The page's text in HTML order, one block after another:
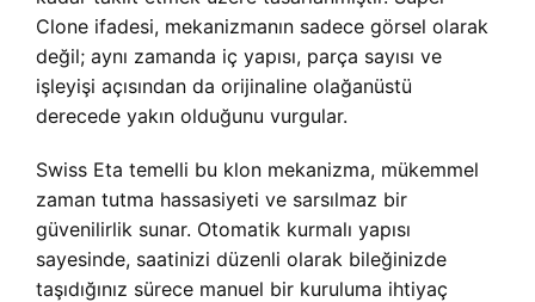
Clone ifadesi, mekanizmanın sadece görsel olarak
değil; aynı zamanda iç yapısı, parça sayısı ve
işleyişi açısından da orijinaline olağanüstü
derecede yakın olduğunu vurgular.
Swiss Eta temelli bu klon mekanizma, mükemmel
zaman tutma hassasiyeti ve sarsılmaz bir
güvenilirlik sunar. Otomatik kurmalı yapısı
sayesinde, saatinizi düzenli olarak bileğinizde
taşıdığınız sürece manuel bir kuruluma ihtiyaç